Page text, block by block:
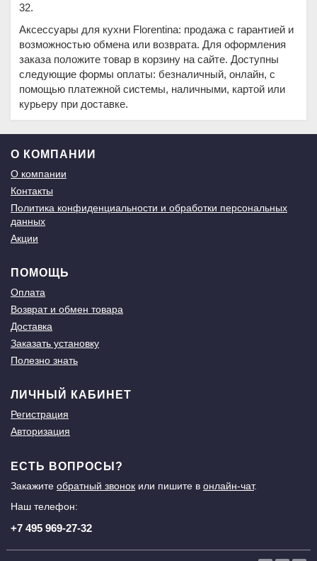
32.
Аксессуары для кухни Florentina: продажа с гарантией и
возможностью обмена или возврата. Для оформления
заказа положите товар в корзину на сайте. Доступны
следующие формы оплаты: безналичный, онлайн, с
помощью платежной системы, наличными, картой или
курьеру при доставке.
О КОМПАНИИ
О компании
Контакты
Политика конфиденциальности и обработки персональных
данных
Акции
ПОМОЩЬ
Оплата
Возврат и обмен товара
Доставка
Заказать установку
Полезно знать
ЛИЧНЫЙ КАБИНЕТ
Регистрация
Авторизация
ЕСТЬ ВОПРОСЫ?
Закажите обратный звонок или пишите в онлайн-чат.
Наш телефон:
+7 495 969-27-32